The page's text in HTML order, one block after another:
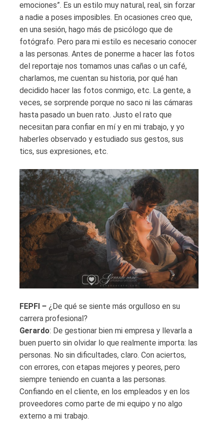
emociones”. Es un estilo muy natural, real, sin forzar
a nadie a poses imposibles. En ocasiones creo que,
en una sesión, hago más de psicólogo que de
fotógrafo. Pero para mi estilo es necesario conocer
a las personas. Antes de ponerme a hacer las fotos
del reportaje nos tomamos unas cañas o un café,
charlamos, me cuentan su historia, por qué han
decidido hacer las fotos conmigo, etc. La gente, a
veces, se sorprende porque no saco ni las cámaras
hasta pasado un buen rato. Justo el rato que
necesitan para confiar en mí y en mi trabajo, y yo
haberles observado y estudiado sus gestos, sus
tics, sus expresiones, etc.
FEPFI – ¿De qué se siente más orgulloso en su
carrera profesional?
Gerardo: De gestionar bien mi empresa y llevarla a
buen puerto sin olvidar lo que realmente importa: las
personas. No sin dificultades, claro. Con aciertos,
con errores, con etapas mejores y peores, pero
siempre teniendo en cuanta a las personas.
Confiando en el cliente, en los empleados y en los
proveedores como parte de mi equipo y no algo
externo a mi trabajo.